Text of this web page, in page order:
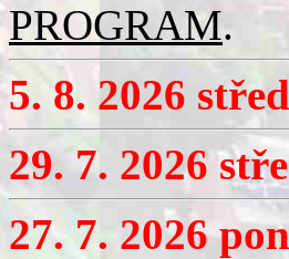
PROGRAM.
5. 8. 2026
29. 7. 2026
27. 7. 2026